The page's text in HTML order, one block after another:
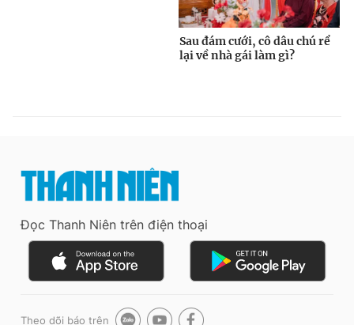
Đọc Thanh Niên trên điện thoại
Theo dõi báo trên